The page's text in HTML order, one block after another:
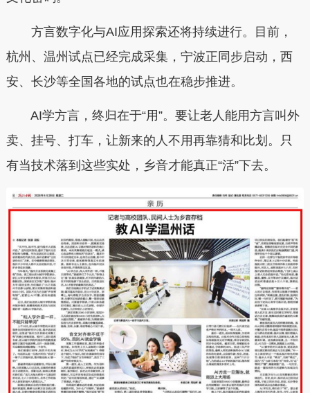
方言数字化与AI应用探索还将持续进行。目前，
杭州、温州试点已经完成采集，宁波正同步启动，西
安、长沙等全国各地的试点也在稳步推进。
AI学方言，终归在于“用”。要让老人能用方言叫外
卖、挂号、打车，让新来的人不用再靠猜和比划。只
有当技术落到这些实处，乡音才能真正“活”下去。